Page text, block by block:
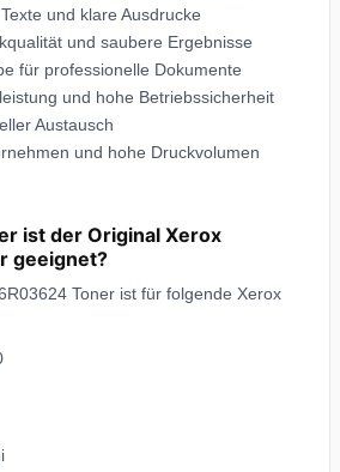
und klare Ausdrucke
und saubere Ergebnisse
für professionelle Dokumente
und hohe Betriebssicherheit
Austausch
und hohe Druckvolumen
ist der Original Xerox
geeignet?
Toner ist für folgende Xerox